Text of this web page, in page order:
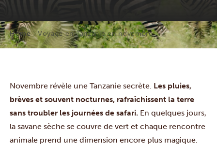
Home Voyage en Tanzanie en novembre
Novembre révèle une Tanzanie secrète. Les pluies,
brèves et souvent nocturnes, rafraîchissent la terre
sans troubler les journées de safari. En quelques jours,
la savane sèche se couvre de vert et chaque rencontre
animale prend une dimension encore plus magique.